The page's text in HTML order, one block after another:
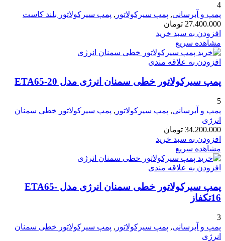
4
پمپ و آبرسانی, پمپ سیرکولاتور , پمپ سیرکولاتور بلند کاست
27.400.000 تومان
افزودن به سبد خرید
مشاهده سریع
افزودن به علاقه مندی
پمپ سیرکولاتور خطی سمنان انرژی مدل ETA65-20
5
پمپ و آبرسانی, پمپ سیرکولاتور , پمپ سیرکولاتور خطی سمنان
انرژی
34.200.000 تومان
افزودن به سبد خرید
مشاهده سریع
افزودن به علاقه مندی
پمپ سیرکولاتور خطی سمنان انرژی مدل ETA65-
16تکفاز
3
پمپ و آبرسانی, پمپ سیرکولاتور , پمپ سیرکولاتور خطی سمنان
انرژی